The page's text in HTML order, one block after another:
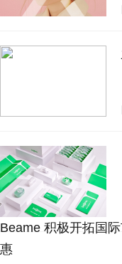
Beame 积极开拓国
惠